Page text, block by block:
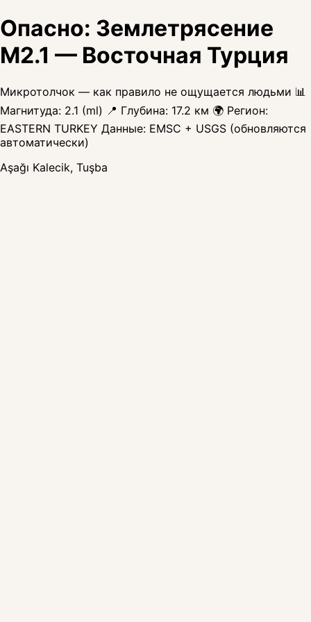
Опасно: Землетрясение
M2.1 — Восточная Турция
Микротолчок — как правило не ощущается людьми 📊
Магнитуда: 2.1 (ml) 📍 Глубина: 17.2 км 🌍 Регион:
EASTERN TURKEY Данные: EMSC + USGS (обновляются
автоматически)
Aşağı Kalecik, Tuşba